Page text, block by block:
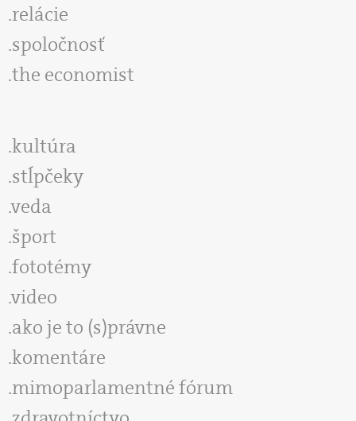
relácie
spoločnosť
the economist
kultúra
stĺpčeky
veda
šport
fototémy
video
ako je to (s)právne
komentáre
mimoparlamentné fórum